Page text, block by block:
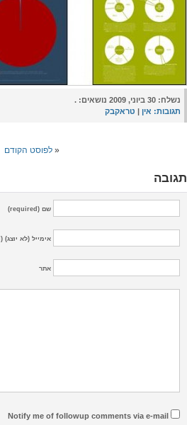
נשלח:
תגובות: אין | טראקבק
« לפוסט הקודם
תגובה
שם (required)
אימייל (לא יוצג) (required)
אתר
Notify me of followup comments via e-mail